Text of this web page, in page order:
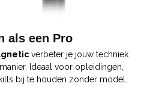
als een Pro
verbeter je jouw techniek
Ideaal voor opleidingen,
bij te houden zonder model.